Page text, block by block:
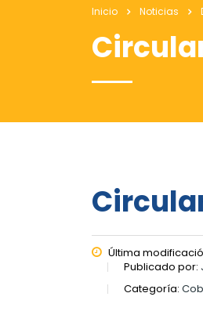
Inicio Noticias
Última
Publicado por:
Categoría: